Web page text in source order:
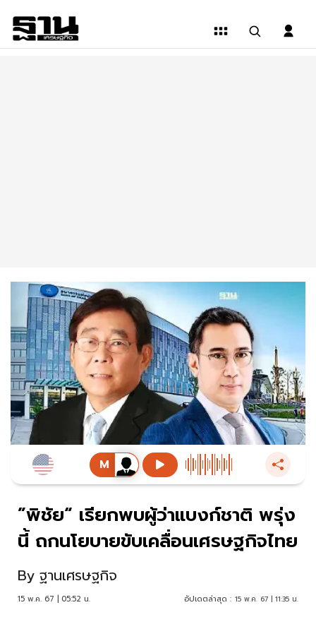
”พิชัย“ เรียกพบผู้ว่าแบงก์ชาติ พรุ่ง
นี้ ถกนโยบายขับเคลื่อนเศรษฐกิจไทย
By ฐานเศรษฐกิจ
15 พ.ค. 67 | 05:52 น. อัปเดตล่าสุด : 15 พ.ค. 67 | 11:35 น.